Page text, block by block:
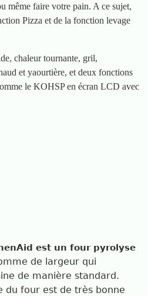
même faire votre pain. A ce sujet,
Pizza et de la fonction levage
chaleur tournante, gril,
et yaourtière, et deux fonctions
le KOHSP en écran LCD avec
est un four pyrolyse
de largeur qui
de manière standard.
du four est de très bonne